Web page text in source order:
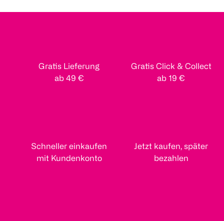
Gratis Lieferung
ab 49 €
Gratis Click & Collect
ab 19 €
Schneller einkaufen
mit Kundenkonto
Jetzt kaufen, später
bezahlen